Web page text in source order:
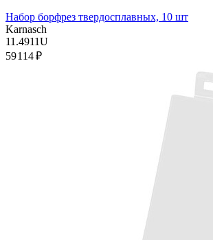
Набор борфрез твердосплавных, 10 шт
Karnasch
11.4911U
59 114 ₽